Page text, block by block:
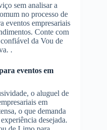
sem analisar a
no processo de
eventos empresariais
Conte com
da Vou de
.
eventos em
o aluguel de
em
o que demanda
desejada.